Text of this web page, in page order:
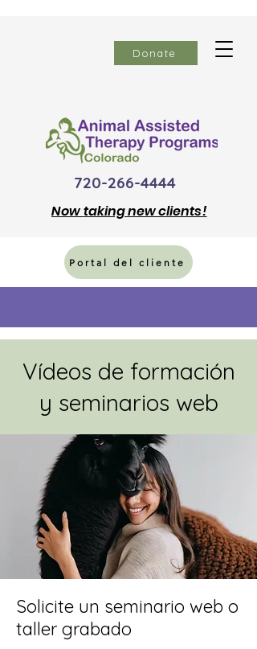
Donate
720-266-4444
Nowtaking new clients!
Portal del cliente
Vídeos de formación
y seminarios web
Solicite un seminario web o
taller grabado